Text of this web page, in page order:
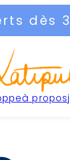
dès
à propos